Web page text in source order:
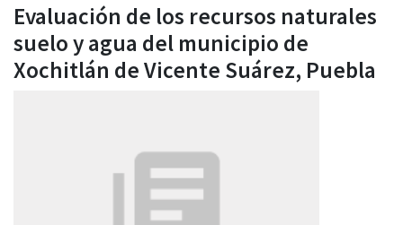
Evaluación de los recursos naturales
suelo y agua del municipio de
Xochitlán de Vicente Suárez, Puebla